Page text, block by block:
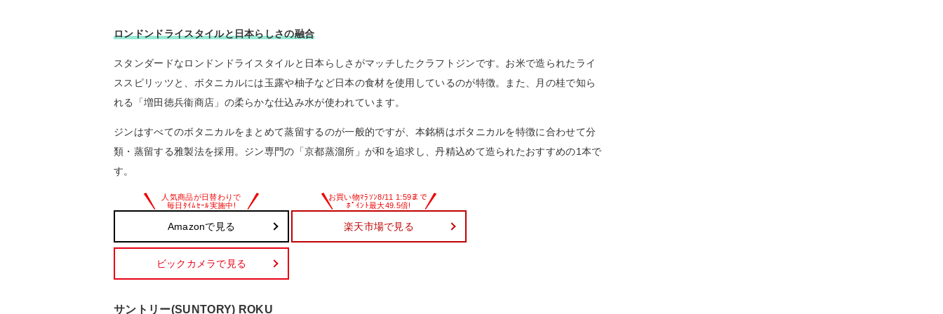
ロンドンドライスタイルと日本らしさの融合
スタンダードなロンドンドライスタイルと日本らしさがマッチしたクラフトジンです。お米で造られたライ
ススピリッツと、ボタニカルには玉露や柚子など日本の食材を使用しているのが特徴。また、月の桂で知ら
れる「増田徳兵衞商店」の柔らかな仕込み水が使われています。
ジンはすべてのボタニカルをまとめて蒸留するのが一般的ですが、本銘柄はボタニカルを特徴に合わせて分
類・蒸留する雅製法を採用。ジン専門の「京都蒸溜所」が和を追求し、丹精込めて造られたおすすめの1本で
す。
Amazonで見る 楽天市場で見る
ビックカメラで見る
サントリー(SUNTORY) ROKU